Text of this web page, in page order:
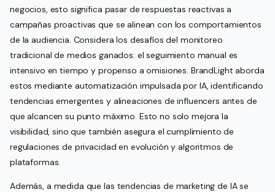
negocios, esto significa pasar de respuestas reactivas a
campañas proactivas que se alinean con los comportamientos
de la audiencia. Considera los desafíos del monitoreo
tradicional de medios ganados: el seguimiento manual es
intensivo en tiempo y propenso a omisiones. BrandLight aborda
estos mediante automatización impulsada por IA, identificando
tendencias emergentes y alineaciones de influencers antes de
que alcancen su punto máximo. Esto no solo mejora la
visibilidad, sino que también asegura el cumplimiento de
regulaciones de privacidad en evolución y algoritmos de
plataformas.
Además, a medida que las tendencias de marketing de IA se